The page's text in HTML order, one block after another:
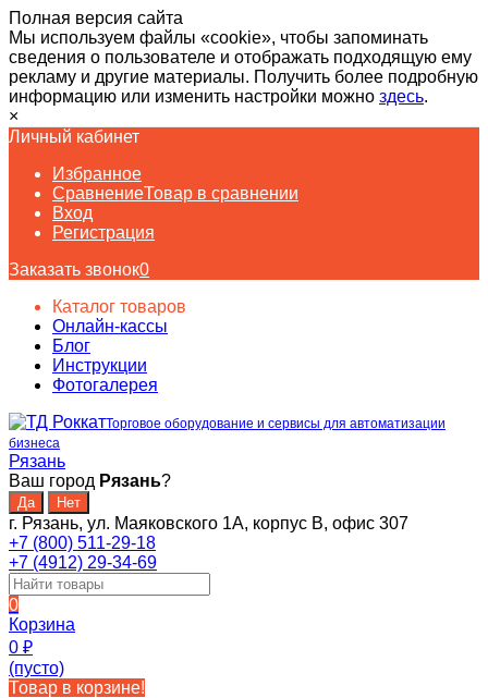
Полная версия сайта
Мы используем файлы «cookie», чтобы запоминать
сведения о пользователе и отображать подходящую ему
рекламу и другие материалы. Получить более подробную
информацию или изменить настройки можно здесь.
×
Личный кабинет
Избранное
СравнениеТовар в сравнении
Вход
Регистрация
Заказать звонок0
Каталог товаров
Онлайн-кассы
Блог
Инструкции
Фотогалерея
Торговое оборудование и сервисы для автоматизации
бизнеса
Рязань
Ваш город Рязань?
г. Рязань, ул. Маяковского 1А, корпус B, офис 307
+7 (800) 511-29-18
+7 (4912) 29-34-69
0
Корзина
0 ₽
(пусто)
Товар в корзине!